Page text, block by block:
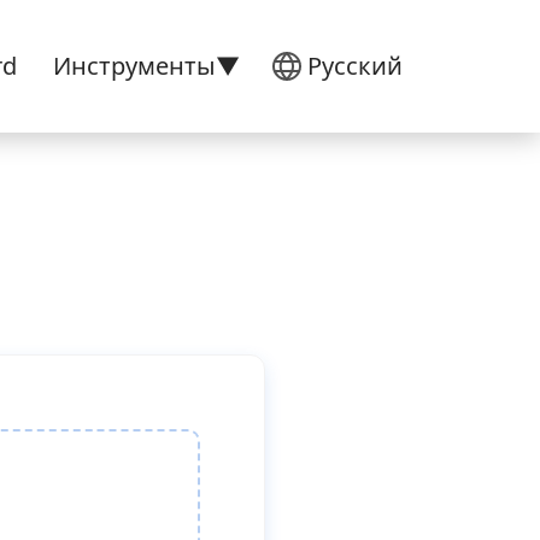
Русский
Инструменты▼